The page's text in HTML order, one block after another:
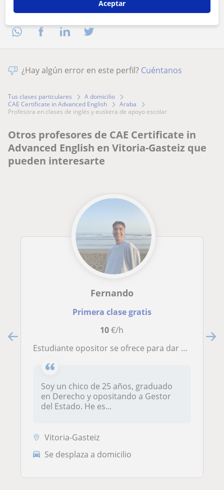
Comparte a este profesor
¿Hay algún error en este perfil? Cuéntanos
Tus clases particulares
A domicilio
CAE Certificate in Advanced English
Araba
profesora en clases de inglés y euskera de apoyo escolar
Otros profesores de CAE Certificate in
Advanced English en Vitoria-Gasteiz que
pueden interesarte
Fernando
Primera clase gratis
10€/h
Estudiante opositor se ofrece para dar clases de inglés en todos los niveles, y del resto de materias que requieran memorizar como historia, gramática, además de otras que requieran de compresión como geografía
Soy un chico de 25 años, graduado
en Derecho y opositando a Gestor
del Estado. He es...
Vitoria-Gasteiz
Se desplaza a domicilio
Aceptar